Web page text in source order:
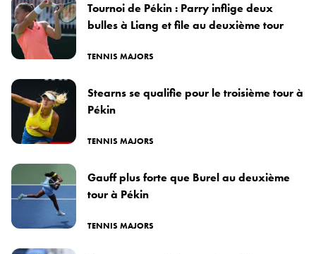
Tournoi de Pékin : Parry inflige deux
bulles à Liang et file au deuxième tour
TENNIS MAJORS
Stearns se qualifie pour le troisième tour à
Pékin
TENNIS MAJORS
Gauff plus forte que Burel au deuxième
tour à Pékin
TENNIS MAJORS